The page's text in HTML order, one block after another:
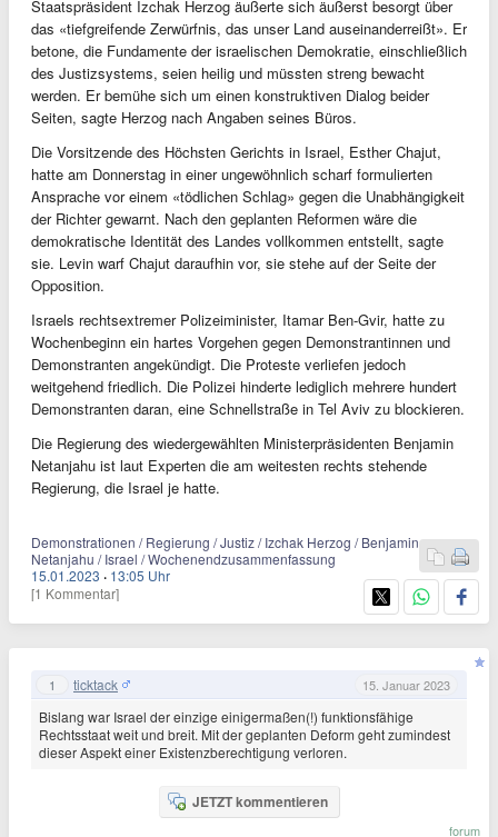
Staatspräsident Izchak Herzog äußerte sich äußerst besorgt über
das «tiefgreifende Zerwürfnis, das unser Land auseinanderreißt». Er
betone, die Fundamente der israelischen Demokratie, einschließlich
des Justizsystems, seien heilig und müssten streng bewacht
werden. Er bemühe sich um einen konstruktiven Dialog beider
Seiten, sagte Herzog nach Angaben seines Büros.
Die Vorsitzende des Höchsten Gerichts in Israel, Esther Chajut,
hatte am Donnerstag in einer ungewöhnlich scharf formulierten
Ansprache vor einem «tödlichen Schlag» gegen die Unabhängigkeit
der Richter gewarnt. Nach den geplanten Reformen wäre die
demokratische Identität des Landes vollkommen entstellt, sagte
sie. Levin warf Chajut daraufhin vor, sie stehe auf der Seite der
Opposition.
Israels rechtsextremer Polizeiminister, Itamar Ben-Gvir, hatte zu
Wochenbeginn ein hartes Vorgehen gegen Demonstrantinnen und
Demonstranten angekündigt. Die Proteste verliefen jedoch
weitgehend friedlich. Die Polizei hinderte lediglich mehrere hundert
Demonstranten daran, eine Schnellstraße in Tel Aviv zu blockieren.
Die Regierung des wiedergewählten Ministerpräsidenten Benjamin
Netanjahu ist laut Experten die am weitesten rechts stehende
Regierung, die Israel je hatte.
Demonstrationen / Regierung / Justiz / Izchak Herzog / Benjamin
Netanjahu / Israel / Wochenendzusammenfassung
15.01.2023 · 13:05 Uhr
[1 Kommentar]
1 ticktack 15. Januar 2023
Bislang war Israel der einzige einigermaßen(!) funktionsfähige
Rechtsstaat weit und breit. Mit der geplanten Deform geht zumindest
dieser Aspekt einer Existenzberechtigung verloren.
JETZT kommentieren
forum